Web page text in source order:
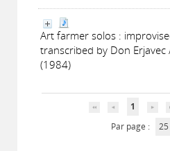
Art farmer solos :
transcribed by Don Erjavec
(1984)
1
Par page :
25